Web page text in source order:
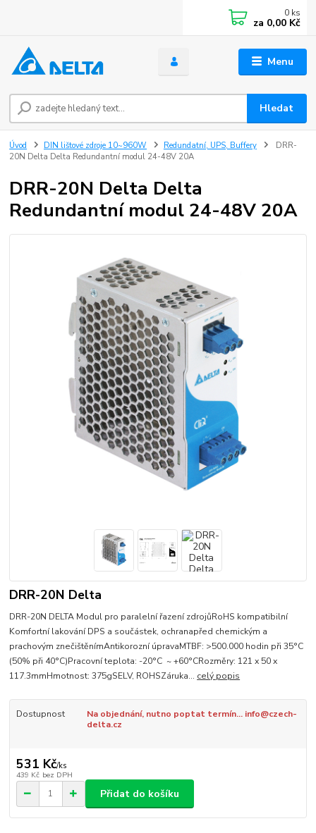
Menu
Hledat
0 ks
za 0,00 Kč
Úvod DIN lištové zdroje 10~960W Redundatní, UPS, Buffery
DRR-
20N Delta Delta Redundantní modul 24-48V 20A
DRR-20N Delta Delta
Redundantní modul 24-48V 20A
DRR-20N Delta
DRR-20N DELTA Modul pro paralelní řazení zdrojůRoHS kompatibilní
Komfortní lakování DPS a součástek, ochranapřed chemickým a
prachovým znečištěnímAntikorozní úpravaMTBF: >500.000 hodin při 35°C
(50% při 40°C)Pracovní teplota: -20°C ~ +60°CRozměry: 121 x 50 x
117.3mmHmotnost: 375gSELV, ROHSZáruka... celý popis
Dostupnost
Na objednání, nutno poptat termín... info@czech-
delta.cz
531 Kč/ks
439 Kč bez DPH
Přidat do košíku